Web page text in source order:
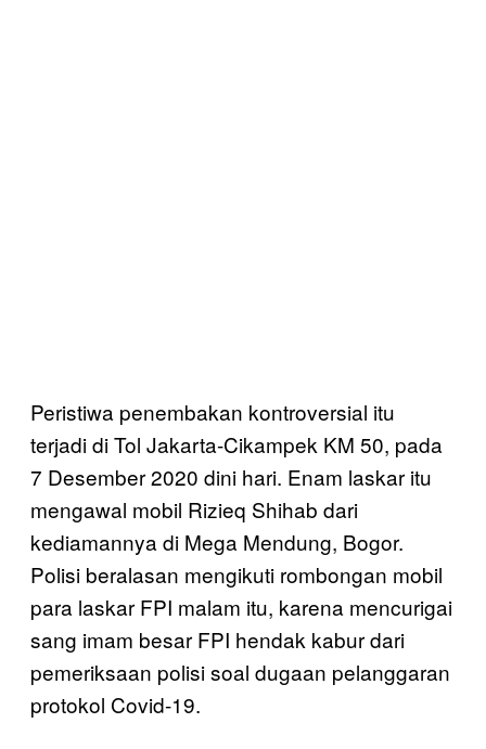
Peristiwa penembakan kontroversial itu
terjadi di Tol Jakarta-Cikampek KM 50, pada
7 Desember 2020 dini hari. Enam laskar itu
mengawal mobil Rizieq Shihab dari
kediamannya di Mega Mendung, Bogor.
Polisi beralasan mengikuti rombongan mobil
para laskar FPI malam itu, karena mencurigai
sang imam besar FPI hendak kabur dari
pemeriksaan polisi soal dugaan pelanggaran
protokol Covid-19.